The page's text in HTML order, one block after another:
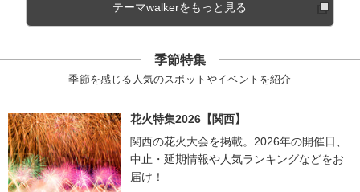
テーマwalkerをもっと見る
季節特集
季節を感じる人気のスポットやイベントを紹介
花火特集2026【関西】
関西の花火大会を掲載。2026年の開催日、
中止・延期情報や人気ランキングなどをお
届け！